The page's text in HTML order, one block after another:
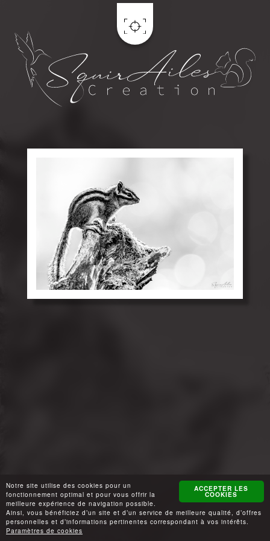
ACCEPTER LES
COOKIES
Notre site utilise des cookies pour un
fonctionnement optimal et pour vous offrir la
meilleure expérience de navigation possible.
Ainsi, vous bénéficiez d’un site et d’un service de meilleure qualité, d’offres
personnelles et d’informations pertinentes correspondant à vos intérêts.
Paramètres de cookies
Aller au contenu principal